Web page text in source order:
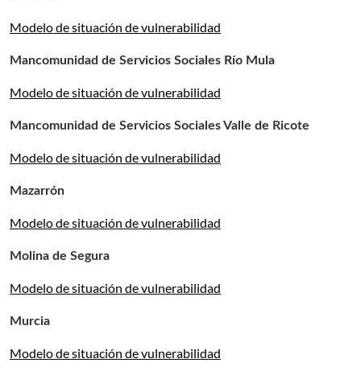
Modelo de situación de vulnerabilidad
Mancomunidad de Servicios Sociales Río Mula
Modelo de situación de vulnerabilidad
Mancomunidad de Servicios Sociales Valle de Ricote
Modelo de situación de vulnerabilidad
Mazarrón
Modelo de situación de vulnerabilidad
Molina de Segura
Modelo de situación de vulnerabilidad
Murcia
Modelo de situación de vulnerabilidad